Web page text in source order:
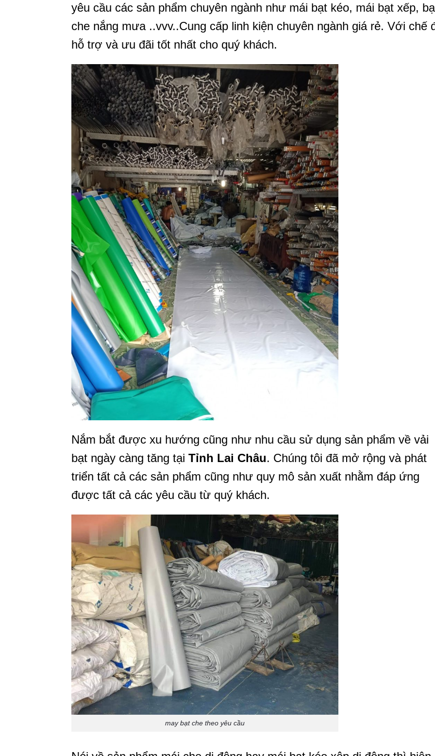
yêu cầu các sản phẩm chuyên ngành như mái bạt kéo, mái bạt xếp,
che nắng mưa ..vvv..Cung cấp linh kiện chuyên ngành giá rẻ. Với chế
hỗ trợ và ưu đãi tốt nhất cho quý khách.
Nắm bắt được xu hướng cũng như nhu cầu sử dụng sản phẩm về vải
bạt ngày càng tăng tại Tỉnh Lai Châu. Chúng tôi đã mở rộng và phát
triển tất cả các sản phẩm cũng như quy mô sản xuất nhằm đáp ứng
được tất cả các yêu cầu từ quý khách.
may bạt che theo yêu cầu